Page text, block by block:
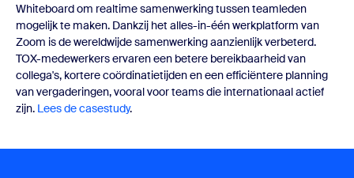
Whiteboard om realtime samenwerking tussen teamleden
mogelijk te maken. Dankzij het alles-in-één werkplatform van
Zoom is de wereldwijde samenwerking aanzienlijk verbeterd.
TOX-medewerkers ervaren een betere bereikbaarheid van
collega's, kortere coördinatietijden en een efficiëntere planning
van vergaderingen, vooral voor teams die internationaal actief
zijn. Lees de casestudy.